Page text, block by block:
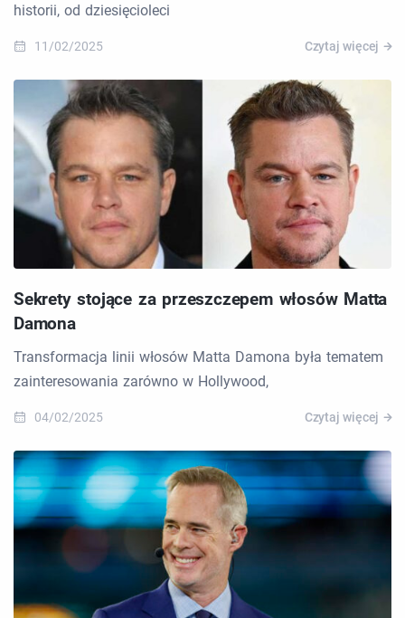
historii, od dziesięcioleci
11/02/2025 Czytaj więcej
Sekrety stojące za przeszczepem włosów Matta
Damona
Transformacja linii włosów Matta Damona była tematem
zainteresowania zarówno w Hollywood,
04/02/2025 Czytaj więcej